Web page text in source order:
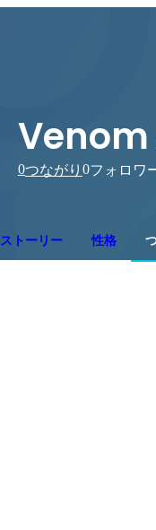
0つながり 0フォロワ
ストーリー 性格